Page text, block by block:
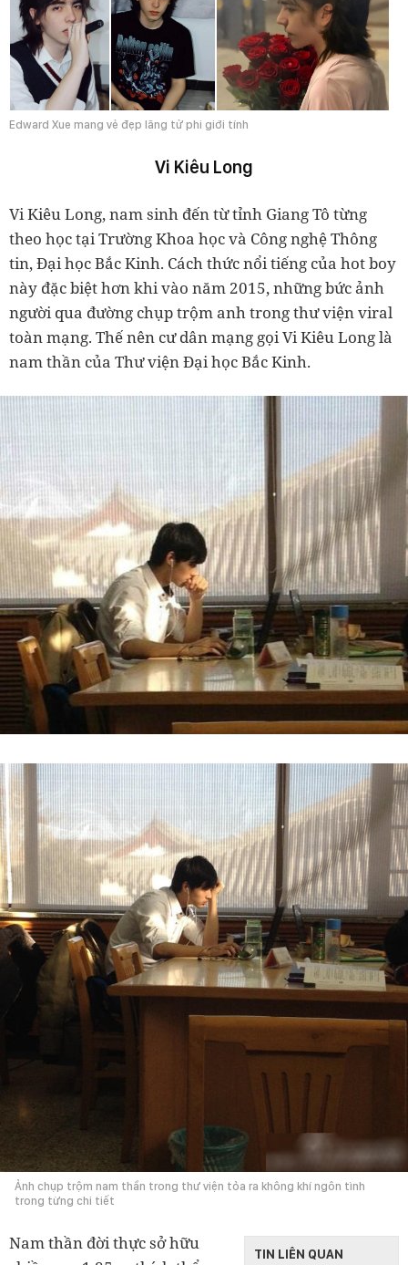
Edward Xue mang vẻ đẹp lãng tử phi giới tính
Vi Kiêu Long
Vi Kiêu Long, nam sinh đến từ tỉnh Giang Tô từng
theo học tại Trường Khoa học và Công nghệ Thông
tin, Đại học Bắc Kinh. Cách thức nổi tiếng của hot boy
này đặc biệt hơn khi vào năm 2015, những bức ảnh
người qua đường chụp trộm anh trong thư viện viral
toàn mạng. Thế nên cư dân mạng gọi Vi Kiêu Long là
nam thần của Thư viện Đại học Bắc Kinh.
Ảnh chụp trộm nam thần trong thư viện tỏa ra không khí ngôn tình
trong từng chi tiết
TIN LIÊN QUAN
Nam thần đời thực sở hữu